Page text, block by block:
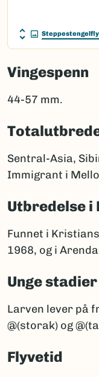
Steppestengelfly
Vingespenn
44-57 mm.
Sentral-Asia,
Immigrant i
Utbredelse i
Funnet i
1968, og i
Unge stadier
Larven lever på
@(storak) og
Flyvetid